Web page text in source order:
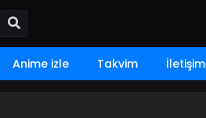
Anime izle Takvim İletişim